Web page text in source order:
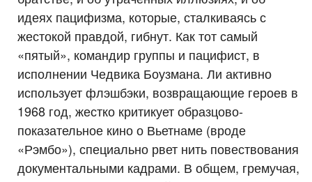
идеях пацифизма, которые, сталкиваясь с
жестокой правдой, гибнут. Как тот самый
«пятый», командир группы и пацифист, в
исполнении Чедвика Боузмана. Ли активно
использует флэшбэки, возвращающие героев в
1968 год, жестко критикует образцово-
показательное кино о Вьетнаме (вроде
«Рэмбо»), специально рвет нить повествования
документальными кадрами. В общем, гремучая,